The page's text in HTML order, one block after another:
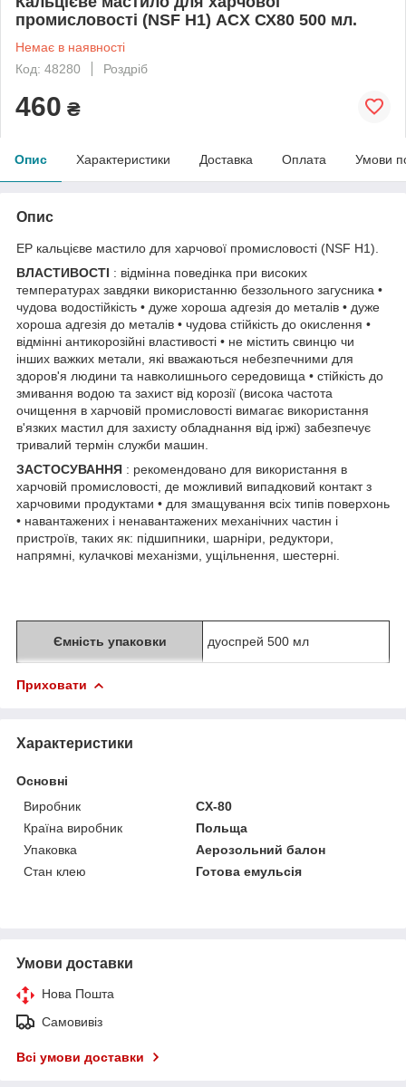
промисловості (NSF H1) ACX СХ80 500 мл.
Немає в наявності
Код: 48280
Роздріб
460 ₴
Опис Характеристики Доставка Оплата Умови
Опис
EP кальцієве мастило для харчової промисловості (NSF H1).
ВЛАСТИВОСТІ : відмінна поведінка при високих
температурах завдяки використанню беззольного загусника •
чудова водостійкість • дуже хороша адгезія до металів • дуже
хороша адгезія до металів • чудова стійкість до окислення •
відмінні антикорозійні властивості • не містить свинцю чи
інших важких метали, які вважаються небезпечними для
здоров'я людини та навколишнього середовища • стійкість до
змивання водою та захист від корозії (висока частота
очищення в харчовій промисловості вимагає використання
в'язких мастил для захисту обладнання від іржі) забезпечує
тривалий термін служби машин.
ЗАСТОСУВАННЯ : рекомендовано для використання в
харчовій промисловості, де можливий випадковий контакт з
харчовими продуктами • для змащування всіх типів поверхонь
• навантажених і ненавантажених механічних частин і
пристроїв, таких як: підшипники, шарніри, редуктори,
напрямні, кулачкові механізми, ущільнення, шестерні.
Ємність упаковки дуоспрей 500 мл
Приховати
Характеристики
Основні
Виробник
CX-80
Країна виробник
Польща
Упаковка
Аерозольний балон
Стан клею
Готова емульсія
Умови доставки
Нова Пошта
Самовивіз
Всі умови доставки